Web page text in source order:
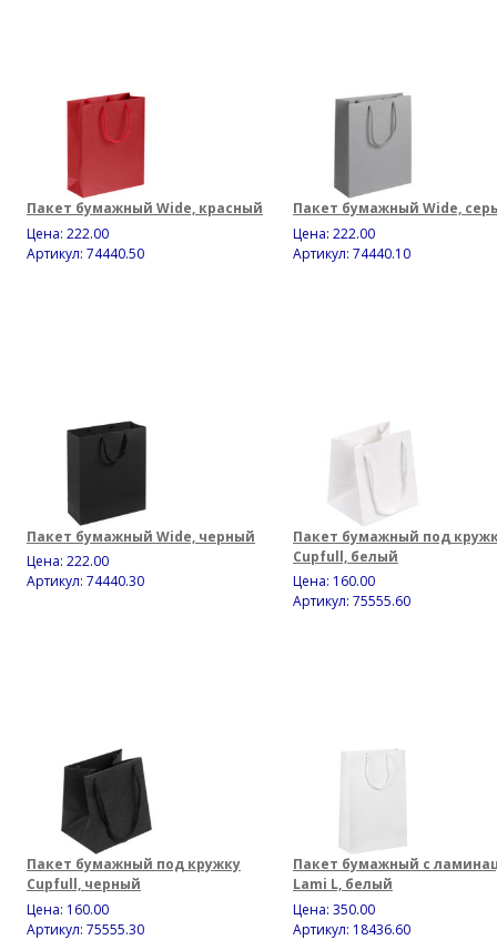
Пакет бумажный Wide, красный
Цена: 222.00
Артикул: 74440.50
Пакет бумажный Wide,
Цена: 222.00
Артикул: 74440.10
Пакет бумажный Wide, черный
Цена: 222.00
Артикул: 74440.30
Пакет бумажный под
Cupfull, белый
Цена: 160.00
Артикул: 75555.60
Пакет бумажный под кружку
Cupfull, черный
Цена: 160.00
Артикул: 75555.30
Пакет бумажный с
Lami L, белый
Цена: 350.00
Артикул: 18436.60